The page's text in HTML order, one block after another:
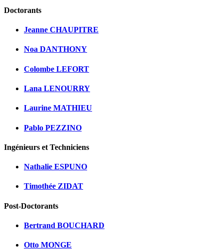
Doctorants
Jeanne CHAUPITRE
Noa DANTHONY
Colombe LEFORT
Lana LENOURRY
Laurine MATHIEU
Pablo PEZZINO
Ingénieurs et Techniciens
Nathalie ESPUNO
Timothée ZIDAT
Post-Doctorants
Bertrand BOUCHARD
Otto MONGE